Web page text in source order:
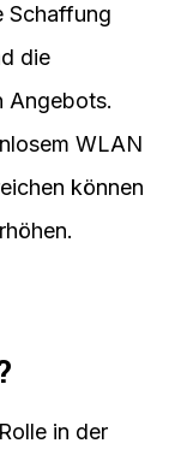
Schaffung
die
Angebots.
WLAN
können
in der